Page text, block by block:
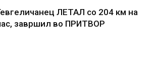
ЛЕТАЛ со 204 км на
завршил во ПРИТВОР